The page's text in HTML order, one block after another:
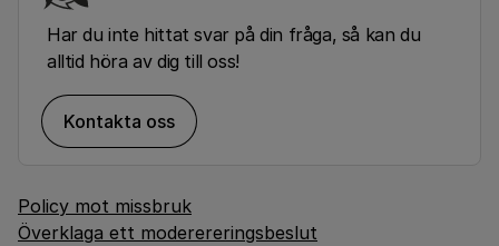
Har du inte hittat svar på din fråga, så kan du
alltid höra av dig till oss!
Kontakta oss
Policy mot missbruk
Överklaga ett moderereringsbeslut